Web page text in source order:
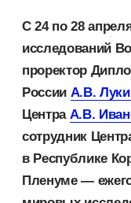
С 24 по 28
исследований
проректор
России А.В.
Центра А.В.
сотрудник
в Республике
Пленуме —